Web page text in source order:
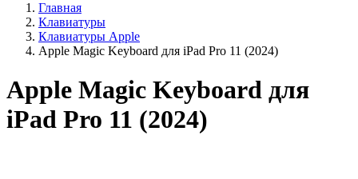
Главная
Клавиатуры
Клавиатуры Apple
Apple Magic Keyboard для iPad Pro 11 (2024)
Apple Magic Keyboard для
iPad Pro 11 (2024)